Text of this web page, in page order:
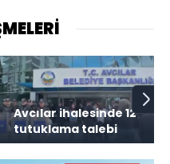
Avcılar ihalesinde 12
tutuklama talebi